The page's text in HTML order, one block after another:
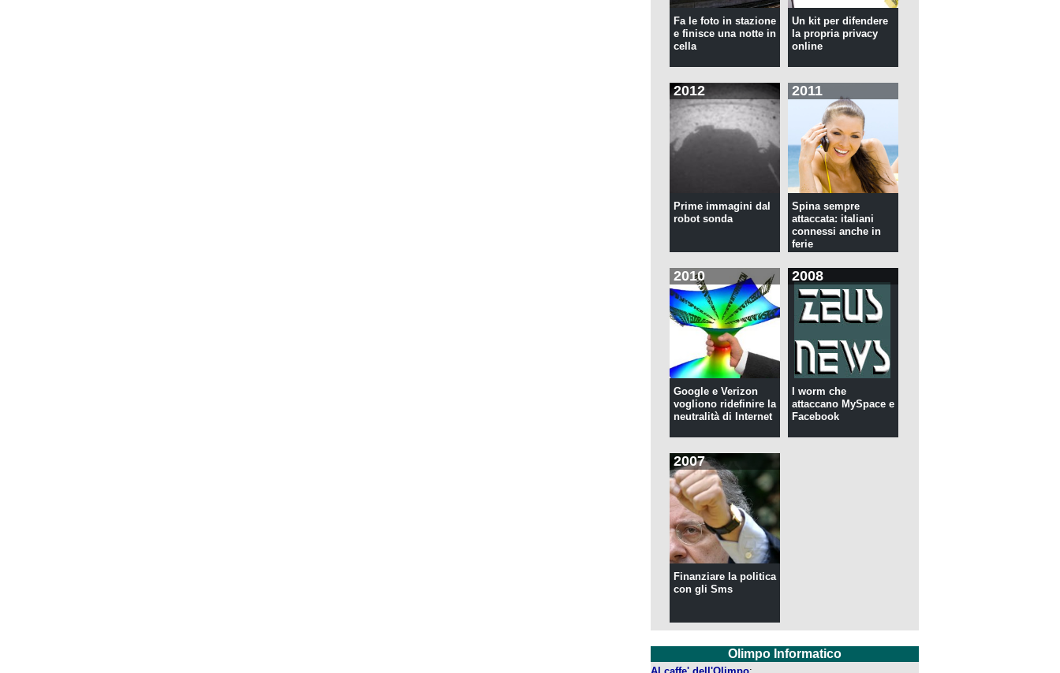
Fa le foto in stazione
e finisce una notte in
cella
Un kit per difendere
la propria privacy
online
2012
Prime immagini dal
robot sonda
2011
Spina sempre
attaccata: italiani
connessi anche in
ferie
2010
Google e Verizon
vogliono ridefinire la
neutralità di Internet
2008
I worm che
attaccano MySpace e
Facebook
2007
Finanziare la politica
con gli Sms
Olimpo Informatico
Al caffe' dell'Olimpo: